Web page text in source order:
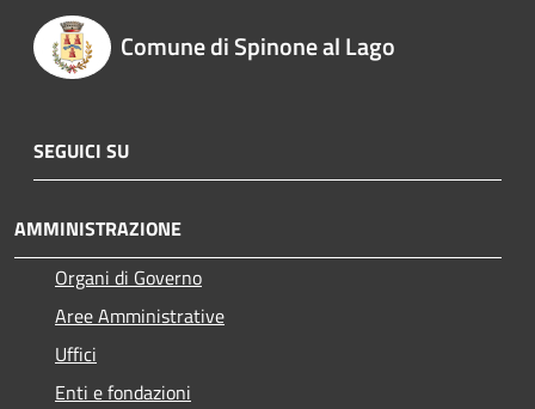
Comune di Spinone al Lago
SEGUICI SU
AMMINISTRAZIONE
Organi di Governo
Aree Amministrative
Uffici
Enti e fondazioni